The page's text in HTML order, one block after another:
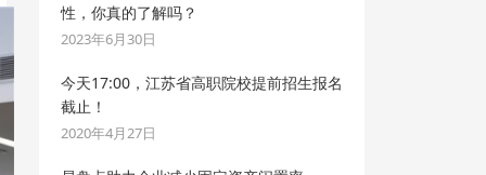
性，你真的了解吗？
2023年6月30日
今天17:00，江苏省高职院校提前招生报名
截止！
2020年4月27日